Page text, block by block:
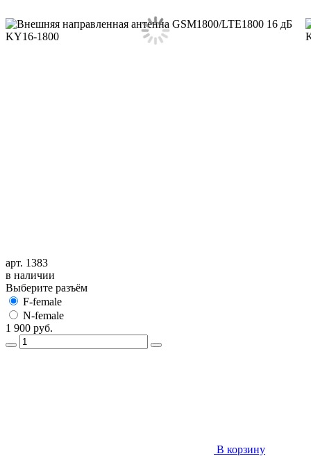
арт. 1383
в наличии
Выберите разъём
F-female
N-female
1 900 руб.
В корзину